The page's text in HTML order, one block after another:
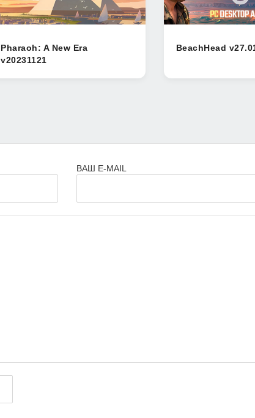
Pharaoh: A New Era
v20231121
BeachHead
ВАШ E-MAIL